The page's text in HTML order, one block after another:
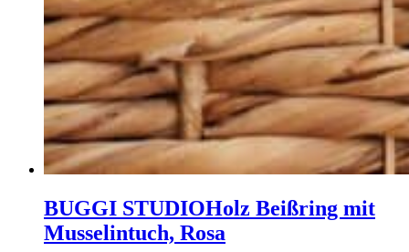
BUGGI STUDIOHolz Beißring mit
Musselintuch, Rosa